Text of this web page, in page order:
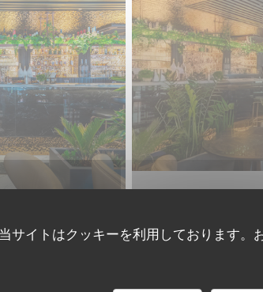
当サイトはクッキーを利用しております。